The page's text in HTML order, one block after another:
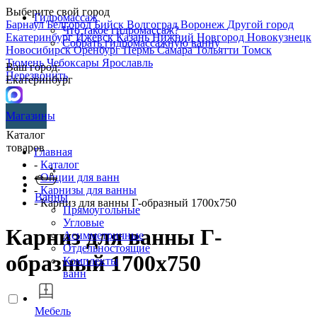
Выберите свой город
БарнаулБелгородБийск ВолгоградВоронеж Другой город
ЕкатеринбургИжевскКазаньНижний Новгород Новокузнецк
НовосибирскОренбургПермьСамараТольятти Томск
ТюменьЧебоксары Ярославль
Перезвонить
Гидромассаж
Что такое гидромассаж?
Собрать гидромассажную ванну
Ваш город:
Екатеринбург
Магазины
Каталог
товаров
Ванны
Прямоугольные
Угловые
Асимметричные
Отдельностоящие
Комплекты
ванн
Мебель
Главная
- Каталог
-Опции для ванн
- Карнизы для ванны
- Карниз для ванны Г-образный 1700х750
Карниз для ванны Г-
образный 1700х750